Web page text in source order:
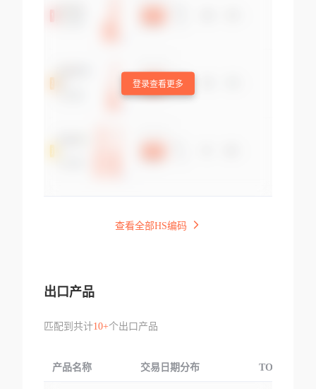
登录查看更多
查看全部HS编码
出口产品
匹配到共计10+个出口产品
产品名称 交易日期分布 TOP3交易国